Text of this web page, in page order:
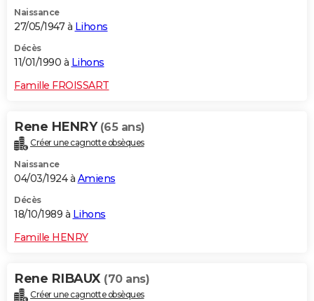
Naissance
27/05/1947 à Lihons
Décès
11/01/1990 à Lihons
Famille FROISSART
Rene HENRY (65 ans)
Créer une cagnotte obsèques
Naissance
04/03/1924 à Amiens
Décès
18/10/1989 à Lihons
Famille HENRY
Rene RIBAUX (70 ans)
Créer une cagnotte obsèques